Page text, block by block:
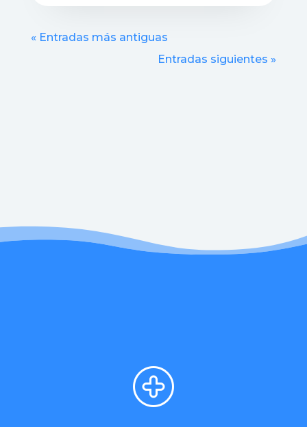
« Entradas más antiguas
Entradas siguientes »